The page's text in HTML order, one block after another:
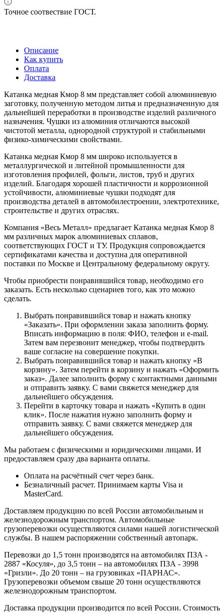
Точное соотвествие ГОСТ.
Описание
Как купить
Оплата
Доставка
Катанка медная Кмор 8 мм представляет собой алюминиевую
заготовку, полученную методом литья и предназначенную для
дальнейшей переработки в производстве изделий различного
назначения. Чушки из алюминия отличаются высокой
чистотой металла, однородной структурой и стабильными
физико-химическими свойствами.
Катанка медная Кмор 8 мм широко используется в
металлургической и литейной промышленности для
изготовления профилей, фольги, листов, труб и других
изделий. Благодаря хорошей пластичности и коррозионной
устойчивости, алюминиевые чушки подходят для
производства деталей в автомобилестроении, электротехнике,
строительстве и других отраслях.
Компания «Весь Металл» предлагает Катанка медная Кмор 8
мм различных марок алюминиевых сплавов,
соответствующих ГОСТ и ТУ. Продукция сопровождается
сертификатами качества и доступна для оперативной
поставки по Москве и Центральному федеральному округу.
Чтобы приобрести понравившийся товар, необходимо его
заказать. Есть несколько сценариев того, как это можно
сделать.
Выбрать понравившийся товар и нажать кнопку
«Заказать». При оформлении заказа заполнить форму.
Вписать информацию в поля: ФИО, телефон и e-mail.
Затем вам перезвонит менеджер, чтобы подтвердить
ваше согласие на совершение покупки.
Выбрать понравившийся товар и нажать кнопку «В
корзину». Затем перейти в корзину и нажать «Оформить
заказ». Далее заполнить форму с контактными данными
и отправить заявку. С вами свяжется менеджер для
дальнейшего обсуждения.
Перейти в карточку товара и нажать «Купить в один
клик». После нажатия нужно заполнить форму и
отправить заявку. С вами свяжется менеджер для
дальнейшего обсуждения.
Мы работаем с физическими и юридическими лицами. И
предоставляем сразу два варианта оплаты.
Оплата на расчётный счет через банк.
Безналичный расчет. Принимаем карты Visa и
MasterCard.
Доставляем продукцию по всей России автомобильным и
железнодорожным транспортом. Автомобильные
грузоперевозки осуществляются силами нашей логистической
службы. В нашем распоряжении собственный автопарк.
Перевозки до 1,5 тонн производятся на автомобилях ПЗА -
2887 «Косуля», до 3,5 тонн – на автомобилях ПЗА - 3998
«Гризли». До 20 тонн – на грузовиках «ПАРНАС».
Грузоперевозки объемом свыше 20 тонн осуществляются
железнодорожным транспортом.
Доставка продукции производится по всей России. Стоимость